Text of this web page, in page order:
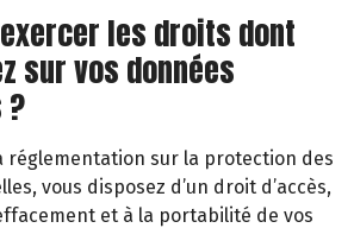
exercer les droits dont
sur vos données
?
réglementation sur la protection des
vous disposez d’un droit d’accès,
et à la portabilité de vos